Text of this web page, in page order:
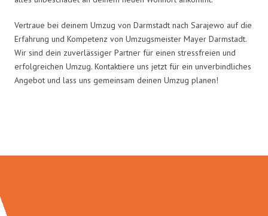
Vertraue bei deinem Umzug von Darmstadt nach Sarajewo auf die
Erfahrung und Kompetenz von Umzugsmeister Mayer Darmstadt.
Wir sind dein zuverlässiger Partner für einen stressfreien und
erfolgreichen Umzug. Kontaktiere uns jetzt für ein unverbindliches
Angebot und lass uns gemeinsam deinen Umzug planen!